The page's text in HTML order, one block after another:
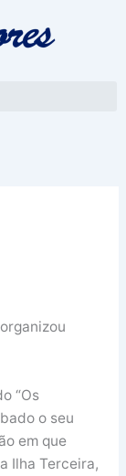
“Os
o seu
em que
Ilha Terceira,